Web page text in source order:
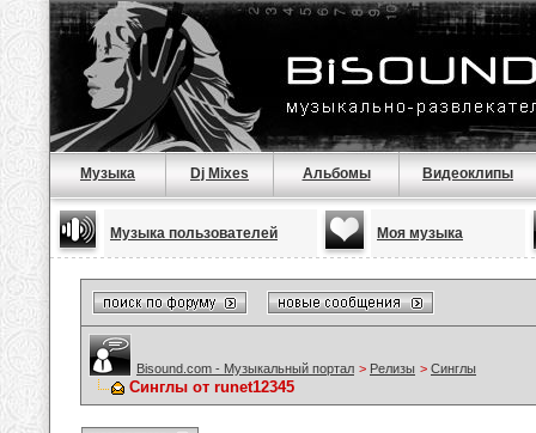
Музыка Dj Mixes Альбомы Видеоклипы
Музыка пользователей Моя музыка
Bisound.com - Музыкальный портал > Релизы > Синглы
Синглы от runet12345